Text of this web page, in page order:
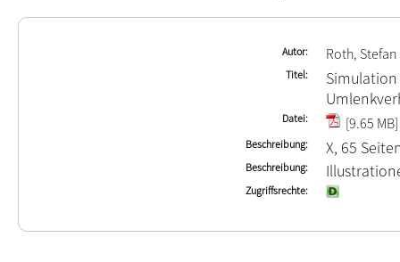
Autor Roth, Stefan
Titel
Datei [9.65 MB]
Beschreibung X, 65
Beschreibung
Zugriffsrechte